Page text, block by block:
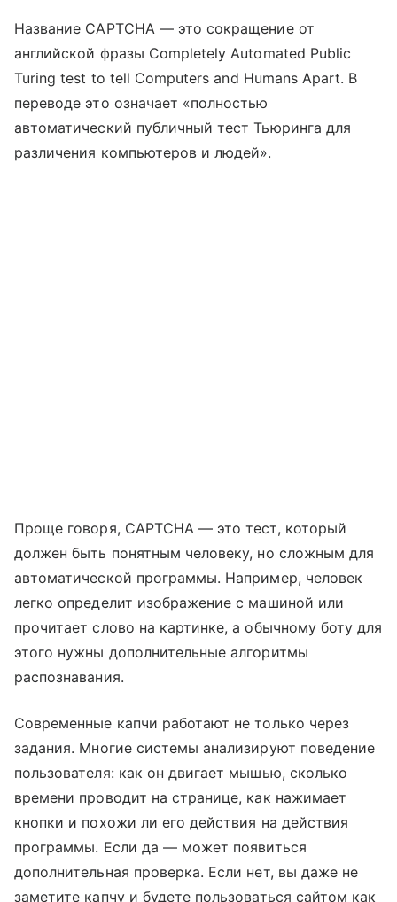
Название CAPTCHA — это сокращение от
английской фразы Completely Automated Public
Turing test to tell Computers and Humans Apart. В
переводе это означает «полностью
автоматический публичный тест Тьюринга для
различения компьютеров и людей».
Проще говоря, CAPTCHA — это тест, который
должен быть понятным человеку, но сложным для
автоматической программы. Например, человек
легко определит изображение с машиной или
прочитает слово на картинке, а обычному боту для
этого нужны дополнительные алгоритмы
распознавания.
Современные капчи работают не только через
задания. Многие системы анализируют поведение
пользователя: как он двигает мышью, сколько
времени проводит на странице, как нажимает
кнопки и похожи ли его действия на действия
программы. Если да — может появиться
дополнительная проверка. Если нет, вы даже не
заметите капчу и будете пользоваться сайтом как